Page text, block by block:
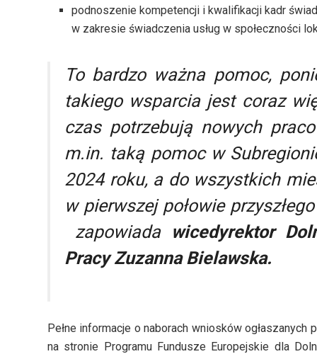
podnoszenie kompetencji i kwalifikacji kadr
w zakresie świadczenia usług w społeczności
To bardzo ważna pomoc,
takiego wsparcia jest coraz
czas potrzebują nowych
m.in. taką pomoc w
2024 roku, a do wszystkich
w pierwszej połowie
zapowiadawicedyrektor
Pracy Zuzanna Bielawska.
Pełne informacje o naborach wniosków
na stronie Programu Fundusze Europejskie dla